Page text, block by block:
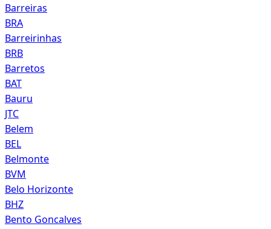
Barreiras
BRA
Barreirinhas
BRB
Barretos
BAT
Bauru
JTC
Belem
BEL
Belmonte
BVM
Belo Horizonte
BHZ
Bento Goncalves